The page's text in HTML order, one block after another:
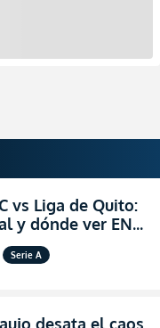
vs Liga de Quito:
y dónde ver EN
22 de la LigaPro
Serie A
desata el caos